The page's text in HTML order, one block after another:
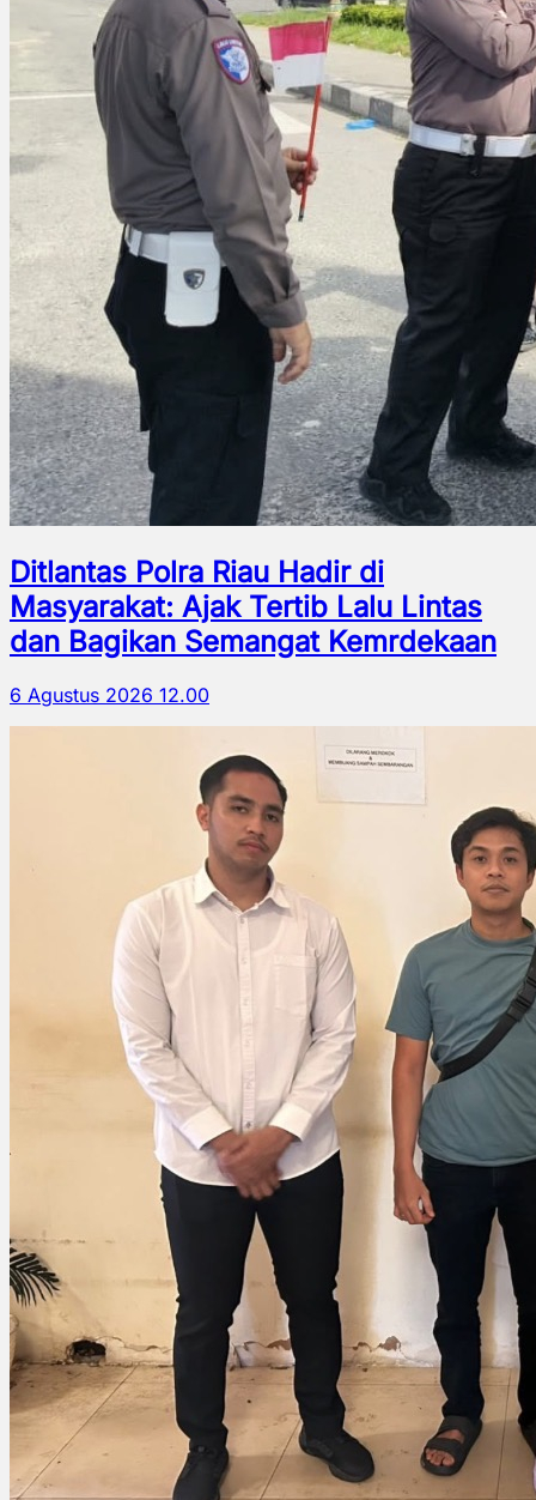
Ditlantas Polra Riau Hadir di
Masyarakat: Ajak Tertib Lalu Lintas
dan Bagikan Semangat Kemrdekaan
6 Agustus 2026 12.00